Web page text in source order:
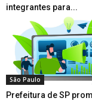
integrantes para...
São Paulo
Prefeitura de SP